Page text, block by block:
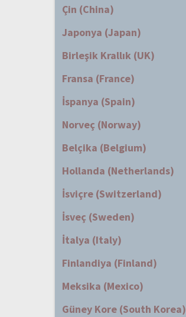
Çin (China)
Japonya (Japan)
Birleşik Krallık (UK)
Fransa (France)
İspanya (Spain)
Norveç (Norway)
Belçika (Belgium)
Hollanda (Netherlands)
İsviçre (Switzerland)
İsveç (Sweden)
İtalya (Italy)
Finlandiya (Finland)
Meksika (Mexico)
Güney Kore (South Korea)